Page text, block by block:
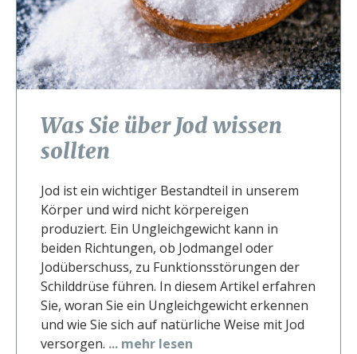
Was Sie über Jod wissen
sollten
Jod ist ein wichtiger Bestandteil in unserem
Körper und wird nicht körpereigen
produziert. Ein Ungleichgewicht kann in
beiden Richtungen, ob Jodmangel oder
Jodüberschuss, zu Funktionsstörungen der
Schilddrüse führen. In diesem Artikel erfahren
Sie, woran Sie ein Ungleichgewicht erkennen
und wie Sie sich auf natürliche Weise mit Jod
versorgen. ... mehr lesen